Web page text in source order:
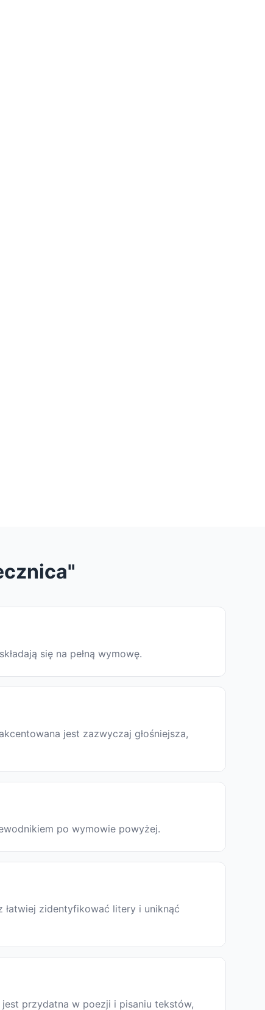
się na pełną wymowę.
jest zazwyczaj głośniejsza,
po wymowie powyżej.
łatwiej zidentyfikować litery i uniknąć
przydatna w poezji i pisaniu tekstów,